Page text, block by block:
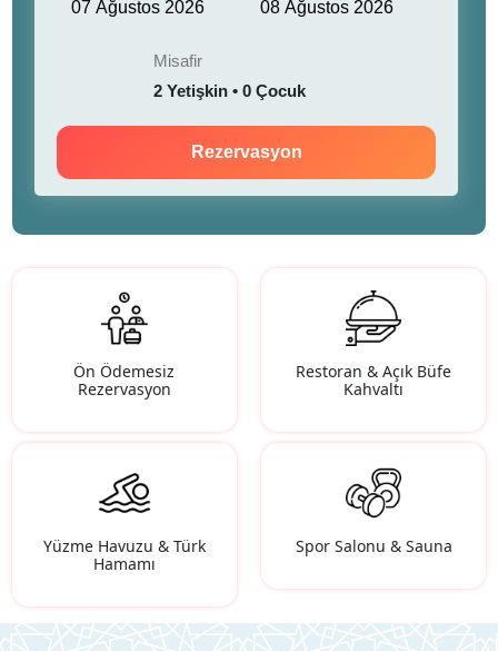
Misafir
2 Yetişkin • 0 Çocuk
Rezervasyon
Ön Ödemesiz
Rezervasyon
Restoran & Açık Büfe
Kahvaltı
Yüzme Havuzu & Türk
Hamamı
Spor Salonu & Sauna